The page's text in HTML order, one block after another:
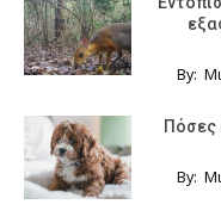
By:
Πόσες
By: